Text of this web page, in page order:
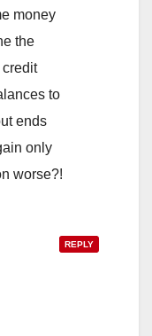
money
the
credit
to
ends
only
worse?!
REPLY